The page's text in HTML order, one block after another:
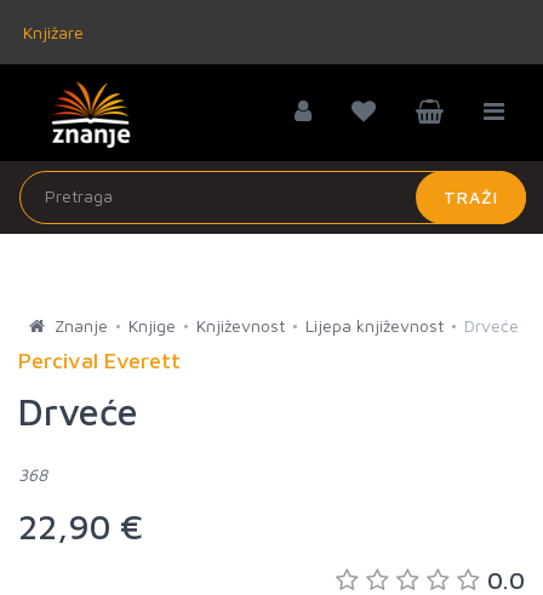
Knjižare
TRAŽI
Znanje Knjige Književnost Lijepa književnost Drveće
Percival Everett
Drveće
368
22,90 €
0.0